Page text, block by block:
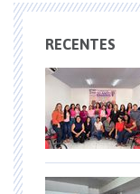
RECENTES